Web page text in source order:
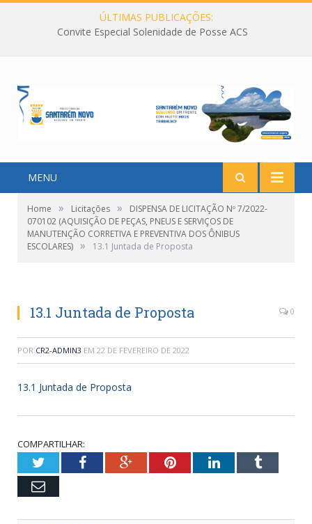
ÚLTIMAS PUBLICAÇÕES:
Convite Especial Solenidade de Posse ACS
MENU
Home » Licitações »
DISPENSA DE LICITAÇÃO Nº 7/2022-
070102 (AQUISIÇÃO DE PEÇAS, PNEUS E SERVIÇOS DE
MANUTENÇÃO CORRETIVA E PREVENTIVA DOS ÔNIBUS
ESCOLARES) » 13.1 Juntada de Proposta
13.1 Juntada de Proposta 0
POR CR2-ADMIN3 EM 22 DE FEVEREIRO DE 2022
13.1 Juntada de Proposta
COMPARTILHAR:
TwitterFacebookGoogle+PinterestLinkedInTumblr
Email